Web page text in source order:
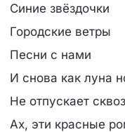
Синие звёздочки
Городские ветры
Песни с нами
И снова как луна
Не отпускает
Ах, эти красные